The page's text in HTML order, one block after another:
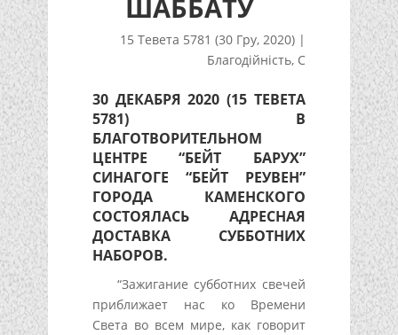
ШАББАТУ
15 Тевета 5781 (30 Гру, 2020) |
Благодійність, С
30 ДЕКАБРЯ 2020 (15 ТЕВЕТА
5781) В
БЛАГОТВОРИТЕЛЬНОМ
ЦЕНТРЕ “БЕЙТ БАРУХ”
СИНАГОГЕ “БЕЙТ РЕУВЕН”
ГОРОДА КАМЕНСКОГО
СОСТОЯЛАСЬ АДРЕСНАЯ
ДОСТАВКА СУББОТНИХ
НАБОРОВ.
“Зажигание субботних свечей
приближает нас ко Времени
Света во всем мире, как говорит